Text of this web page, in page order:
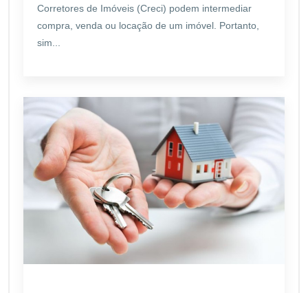
Corretores de Imóveis (Creci) podem intermediar
compra, venda ou locação de um imóvel. Portanto,
sim...